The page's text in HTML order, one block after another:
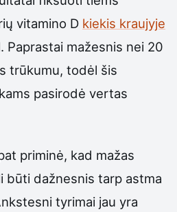
vitamino D kiekis kraujyje
mažesnis nei 20
trūkumu, todėl šis
pasirodė vertas
priminė, kad mažas
būti dažnesnis tarp astma
tyrimai jau yra